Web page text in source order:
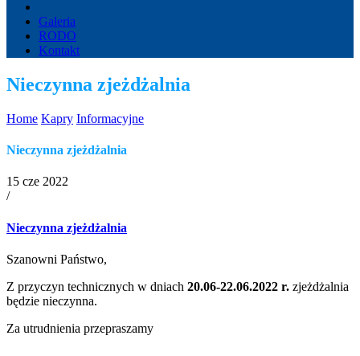
Galeria
RODO
Kontakt
Nieczynna zjeżdżalnia
Home Kapry Informacyjne
Nieczynna zjeżdżalnia
15 cze 2022
/
Nieczynna zjeżdżalnia
Szanowni Państwo,
Z przyczyn technicznych w dniach 20.06-22.06.2022 r. zjeżdżalnia
będzie nieczynna.
Za utrudnienia przepraszamy